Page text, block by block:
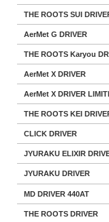
THE ROOTS SUI
AerMet G DRIVER
THE ROOTS Karyou
AerMet X DRIVER
AerMet X DRIVER
THE ROOTS KEI
CLICK DRIVER
JYURAKU ELIXIR
JYURAKU DRIVER
MD DRIVER 440AT
THE ROOTS DRIVER